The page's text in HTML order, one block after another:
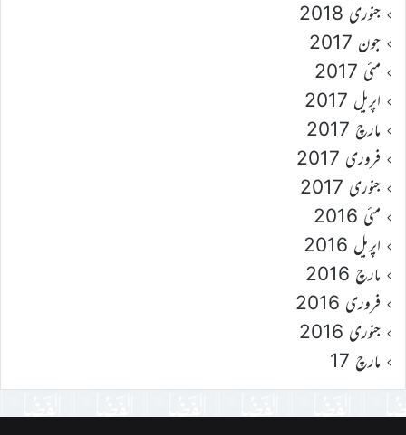
جنوری 2018
جون 2017
مئی 2017
اپریل 2017
مارچ 2017
فروری 2017
جنوری 2017
مئی 2016
اپریل 2016
مارچ 2016
فروری 2016
جنوری 2016
مارچ 17